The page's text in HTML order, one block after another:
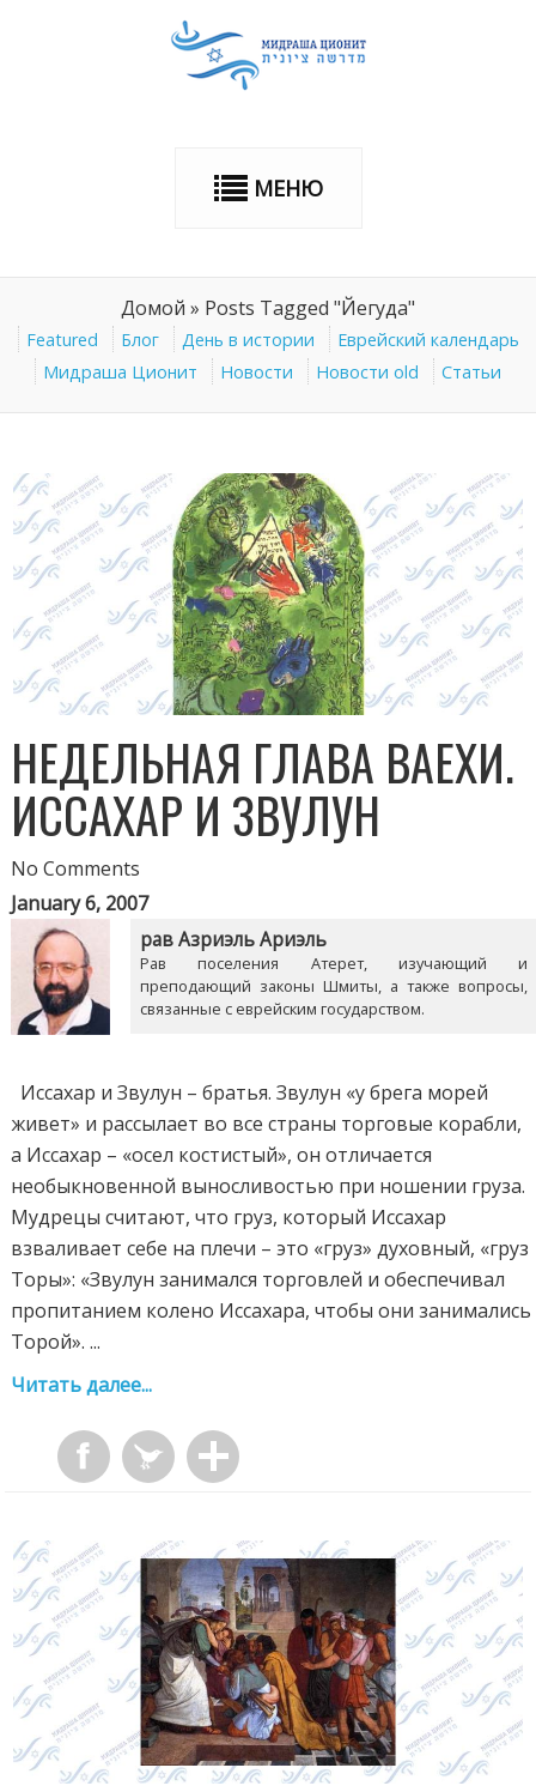
МЕНЮ
Домой » Posts Tagged "Йегуда"
Featured Блог День в истории
Еврейский календарь
Мидраша Ционит
Новости Новости old Статьи
НЕДЕЛЬНАЯ ГЛАВА ВАЕХИ.
ИССАХАР И ЗВУЛУН
No Comments
January 6, 2007
рав Азриэль Ариэль
Рав поселения Атерет, изучающий и
преподающий законы Шмиты, а также вопросы,
связанные с еврейским государством.
Иссахар и Звулун – братья. Звулун «у брега морей
живет» и рассылает во все страны торговые корабли,
а Иссахар – «осел костистый», он отличается
необыкновенной выносливостью при ношении груза.
Мудрецы считают, что груз, который Иссахар
взваливает себе на плечи – это «груз» духовный, «груз
Торы»: «Звулун занимался торговлей и обеспечивал
пропитанием колено Иссахара, чтобы они занимались
Торой». ...
Читать далее...